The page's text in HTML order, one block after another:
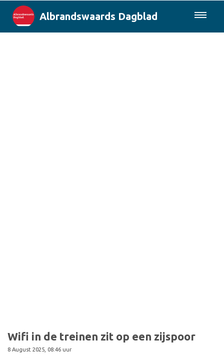
Albrandswaards Dagblad
Wifi in de treinen zit op een zijspoor
8 August 2025, 08:46 uur